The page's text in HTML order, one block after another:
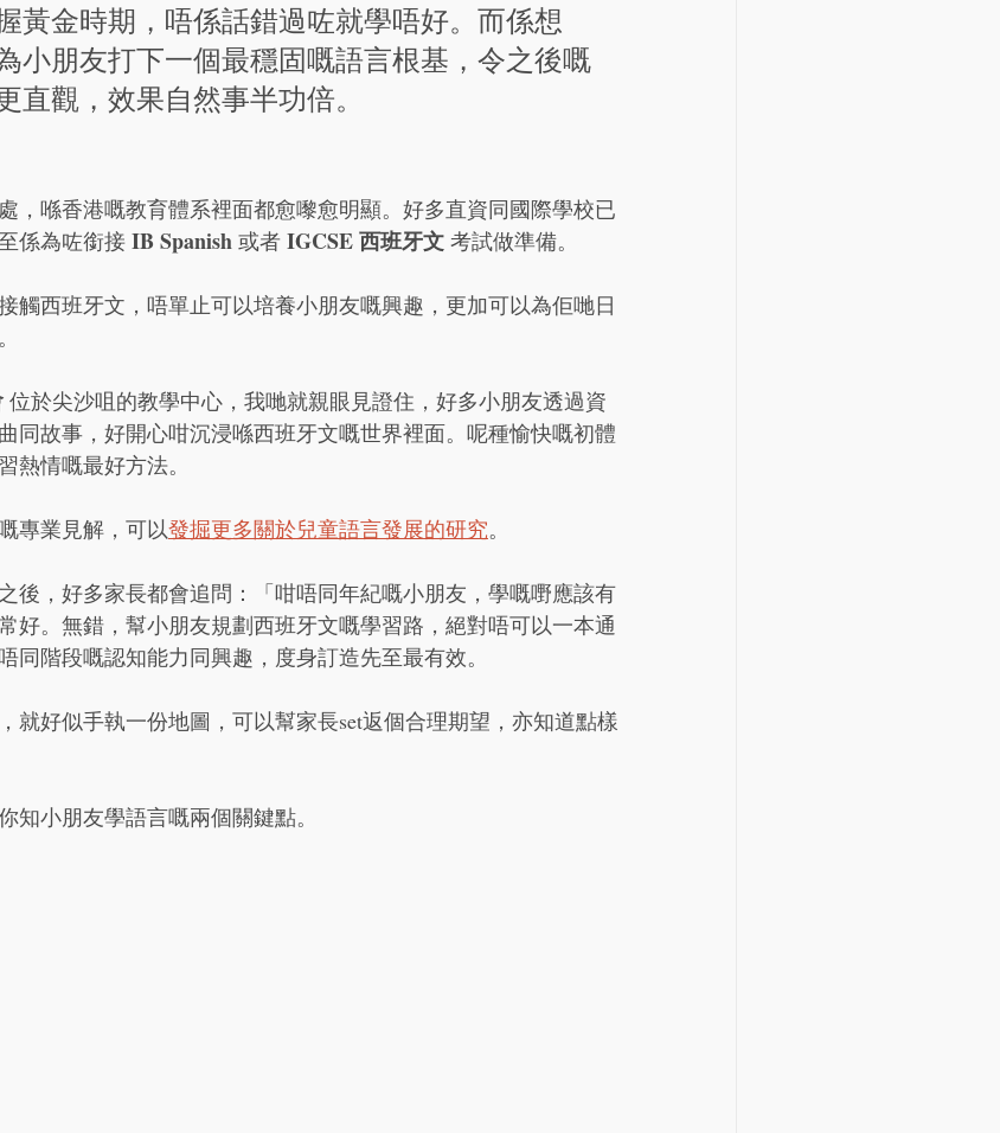
黃金時期，唔係話錯過咗就學唔好。而係想
小朋友打下一個最穩固嘅語言根基，令之後嘅
直觀，效果自然事半功倍。
，喺香港嘅教育體系裡面都愈嚟愈明顯。好多直資同國際學校已
係為咗銜接 IB Spanish 或者 IGCSE 西班牙文 考試做準備。
觸西班牙文，唔單止可以培養小朋友嘅興趣，更加可以為佢哋日
位於尖沙咀的教學中心，我哋就親眼見證住，好多小朋友透過資
同故事，好開心咁沉浸喺西班牙文嘅世界裡面。呢種愉快嘅初體
熱情嘅最好方法。
專業見解，可以發掘更多關於兒童語言發展的研究。
後，好多家長都會追問：「咁唔同年紀嘅小朋友，學嘅嘢應該有
好。無錯，幫小朋友規劃西班牙文嘅學習路，絕對唔可以一本通
同階段嘅認知能力同興趣，度身訂造先至最有效。
就好似手執一份地圖，可以幫家長set返個合理期望，亦知道點樣
知小朋友學語言嘅兩個關鍵點。